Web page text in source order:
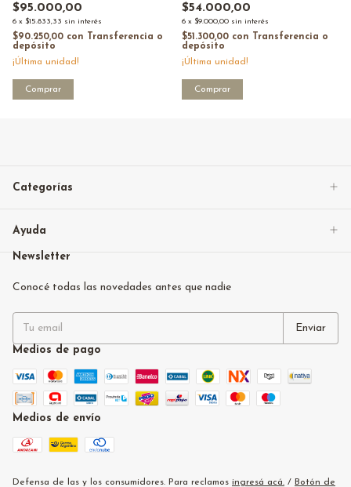
$95.000,00
6 x $15.833,33 sin interés
$90.250,00 con
Transferencia o
depósito
¡Última unidad!
Comprar
$54.000,00
6 x $9.000,00 sin interés
$51.300,00 con
Transferencia o
depósito
¡Última unidad!
Comprar
Categorías
Ayuda
Newsletter
Conocé todas las novedades antes que nadie
Medios de pago
Medios de envío
Defensa de las y los consumidores. Para reclamos ingresá acá. / Botón de